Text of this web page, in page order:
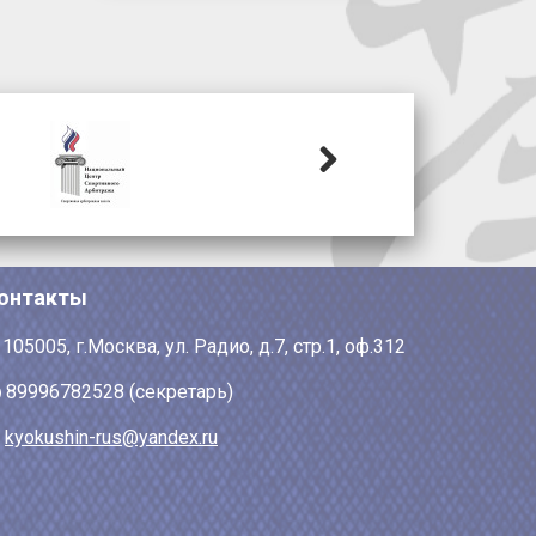
г.Москва, ул. Радио, д.7, стр.1, оф.312
89996782528 (секретарь)
kyokushin-rus@yandex.ru